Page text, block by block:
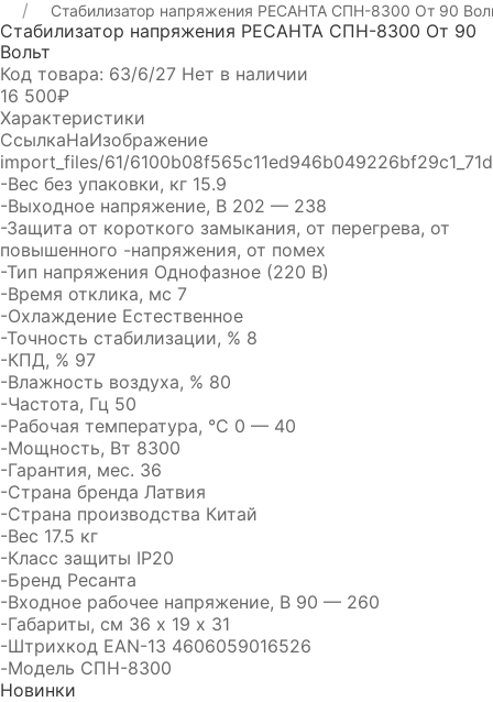
Стабилизатор напряжения РЕСАНТА СПН-8300 От 90
Стабилизатор напряжения РЕСАНТА СПН-8300 От 90
Вольт
Код товара: 63/6/27 Нет в наличии
16 500₽
Характеристики
СсылкаНаИзображение
import_files/61/
-Вес без упаковки, кг 15.9
-Выходное напряжение, В 202 — 238
-Защита от короткого замыкания, от перегрева, от
повышенного -напряжения, от помех
-Тип напряжения Однофазное (220 В)
-Время отклика, мс 7
-Охлаждение Естественное
-Точность стабилизации, % 8
-КПД, % 97
-Влажность воздуха, % 80
-Частота, Гц 50
-Рабочая температура, °C 0 — 40
-Мощность, Вт 8300
-Гарантия, мес. 36
-Страна бренда Латвия
-Страна производства Китай
-Вес 17.5 кг
-Класс защиты IP20
-Бренд Ресанта
-Входное рабочее напряжение, В 90 — 260
-Габариты, см 36 х 19 х 31
-Штрихкод EAN-13 4606059016526
-Модель СПН-8300
Новинки